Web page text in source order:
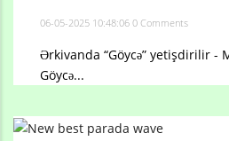
06-05-2025 10:48:06 0 Comments
Ərkivanda “Göycə” yetişdirilir -
Göycə...